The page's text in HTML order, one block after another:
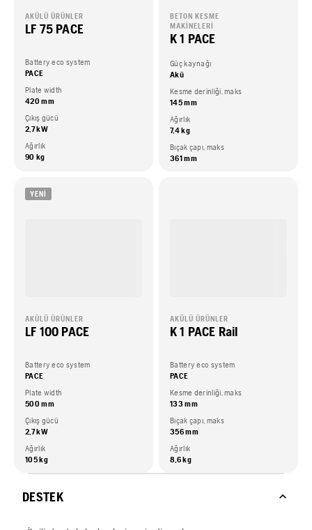
AKÜLÜ ÜRÜNLER
LF 75 PACE
Battery eco system
PACE
Plate width
420 mm
Çıkış gücü
2,7 kW
Ağırlık
90 kg
BETON KESME
MAKINELERI
K 1 PACE
Güç kaynağı
Akü
Kesme derinliği, maks
145 mm
Ağırlık
7,4 kg
Bıçak çapı, maks
361 mm
YENI
AKÜLÜ ÜRÜNLER
LF 100 PACE
Battery eco system
PACE
Plate width
500 mm
Çıkış gücü
2,7 kW
Ağırlık
105 kg
AKÜLÜ ÜRÜNLER
K 1 PACE Rail
Battery eco system
PACE
Kesme derinliği, maks
133 mm
Bıçak çapı, maks
356 mm
Ağırlık
8,6 kg
DESTEK